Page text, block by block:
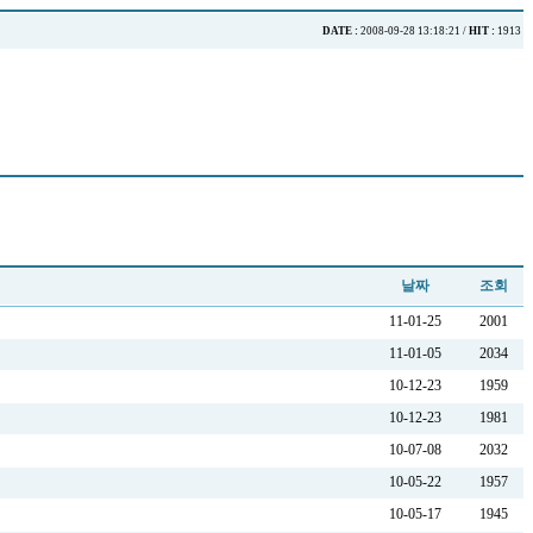
DATE : 2008-09-28 13:18:21 / HIT : 1913
날짜 조회
11-01-25
2001
11-01-05
2034
10-12-23
1959
10-12-23
1981
10-07-08
2032
10-05-22
1957
10-05-17
1945